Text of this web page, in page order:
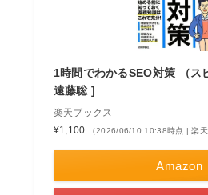
1時間でわかるSEO対策 （ス
遠藤聡 ]
楽天ブックス
¥1,100
（2026/06/10 10:38時点 | 楽天
Amazon